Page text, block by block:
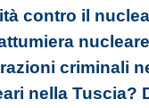
contro il
criminali
nella Tuscia?